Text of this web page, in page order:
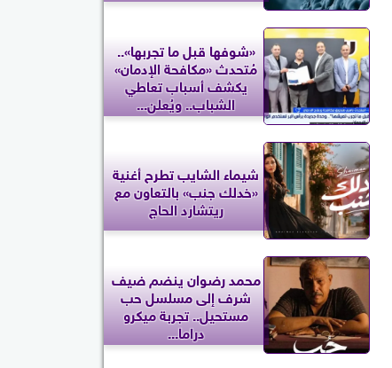
«شوفها قبل ما تجربها»..
مُتحدث «مكافحة الإدمان»
يكشف أسباب تعاطي
الشباب.. ويُعلن...
شيماء الشايب تطرح أغنية
«خدلك جنب» بالتعاون مع
ريتشارد الحاج
محمد رضوان ينضم ضيف
شرف إلى مسلسل حب
مستحيل.. تجربة ميكرو
دراما...